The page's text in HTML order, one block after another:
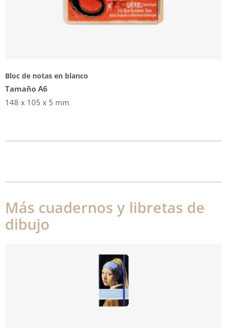
Bloc de notas en blanco
Tamaño A6
148 x 105 x 5 mm
Más cuadernos y libretas de
dibujo